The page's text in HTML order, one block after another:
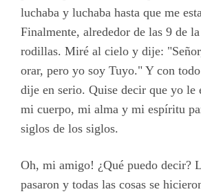
luchaba y luchaba hasta que me
Finalmente, alrededor de las 9 de
rodillas. Miré al cielo y dije:
orar, pero yo soy Tuyo." Y con
dije en serio. Quise decir que yo le
mi cuerpo, mi alma y mi espíritu
siglos de los siglos.
Oh, mi amigo! ¿Qué puedo decir?
pasaron y todas las cosas se